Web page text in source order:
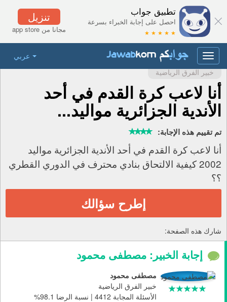
تنزيل
مجانا من app store
تطبيق جواب
احصل على إجابة الخبراء بسرعة
★ ★ ★ ★ ★
عربي
Toggle
navigation
خبير الفرق الرياضية
أنا لاعب كرة القدم في أحد
الأندية الجزائرية مواليد...
تم تقييم هذه الإجابة:
أنا لاعب كرة القدم في أحد الأندية الجزائرية مواليد
2002 كيفية الالتحاق بنادي محترف في الدوري القطري
؟؟
إطرح سؤالك
شارك هذه الصفحة:
إجابة الخبير: مصطفى محمود
مصطفى محمود
خبير الفرق الرياضية
الأسئلة المجابة 4412 | نسبة الرضا 98.1%